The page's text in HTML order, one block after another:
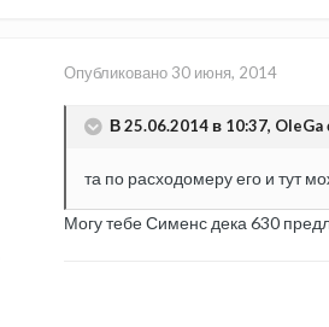
Опубликовано 30 июня, 2014
В 25.06.2014 в 10:37, OleGa
та по расходомеру его и тут
Могу тебе Сименс дека 630